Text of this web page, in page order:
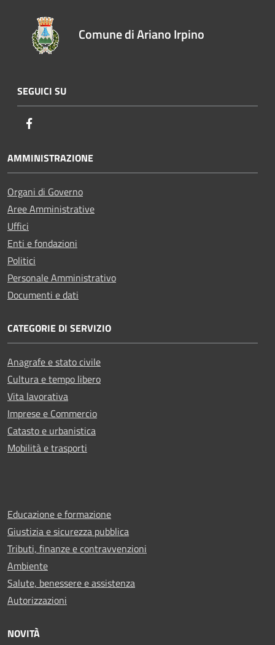
Comune di Ariano Irpino
SEGUICI SU
AMMINISTRAZIONE
Organi di Governo
Aree Amministrative
Uffici
Enti e fondazioni
Politici
Personale Amministrativo
Documenti e dati
CATEGORIE DI SERVIZIO
Anagrafe e stato civile
Cultura e tempo libero
Vita lavorativa
Imprese e Commercio
Catasto e urbanistica
Mobilità e trasporti
Educazione e formazione
Giustizia e sicurezza pubblica
Tributi, finanze e contravvenzioni
Ambiente
Salute, benessere e assistenza
Autorizzazioni
NOVITÀ